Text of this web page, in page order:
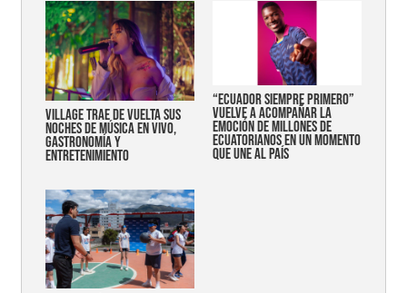
Village trae de vuelta sus
noches de música en vivo,
gastronomía y
entretenimiento
“Ecuador siempre primero”
vuelve a acompañar la
emoción de millones de
ecuatorianos en un momento
que une al país